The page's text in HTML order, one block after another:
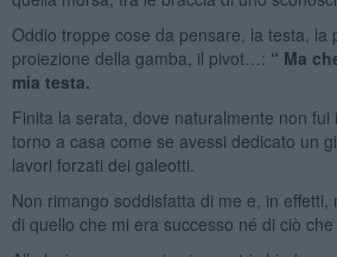
Oddio troppe cose da pensare, la testa, la
proiezione della gamba, il pivot…: “ Ma
mia testa.
Finita la serata, dove naturalmente non fui
torno a casa come se avessi dedicato un
lavori forzati dei galeotti.
Non rimango soddisfatta di me e, in effetti,
di quello che mi era successo né di ciò che